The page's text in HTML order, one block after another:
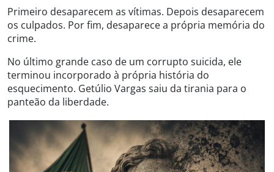
Primeiro desaparecem as vítimas. Depois desaparecem
os culpados. Por fim, desaparece a própria memória do
crime.
No último grande caso de um corrupto suicida, ele
terminou incorporado à própria história do
esquecimento. Getúlio Vargas saiu da tirania para o
panteão da liberdade.